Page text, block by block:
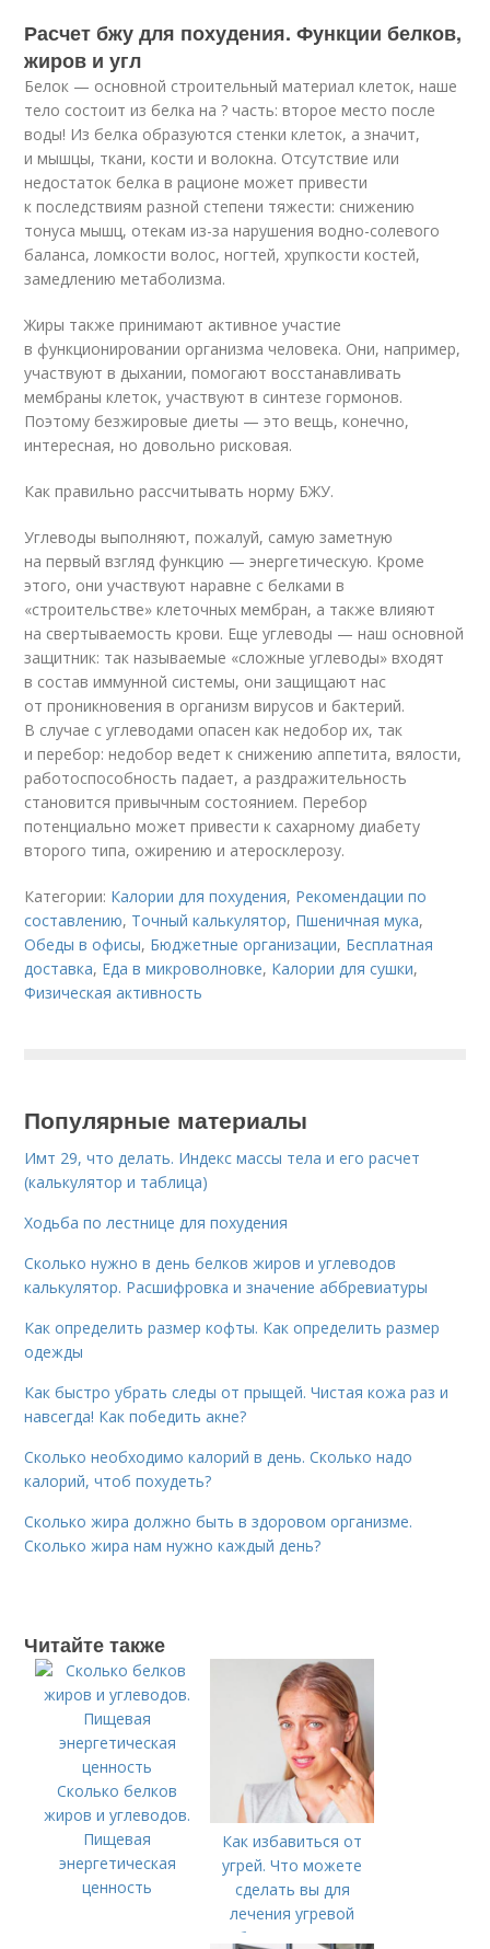
Расчет бжу для похудения. Функции белков,
жиров и угл
Белок — основной строительный материал клеток, наше
тело состоит из белка на ? часть: второе место после
воды! Из белка образуются стенки клеток, а значит,
и мышцы, ткани, кости и волокна. Отсутствие или
недостаток белка в рационе может привести
к последствиям разной степени тяжести: снижению
тонуса мышц, отекам из-за нарушения водно-солевого
баланса, ломкости волос, ногтей, хрупкости костей,
замедлению метаболизма.
Жиры также принимают активное участие
в функционировании организма человека. Они, например,
участвуют в дыхании, помогают восстанавливать
мембраны клеток, участвуют в синтезе гормонов.
Поэтому безжировые диеты — это вещь, конечно,
интересная, но довольно рисковая.
Как правильно рассчитывать норму БЖУ.
Углеводы выполняют, пожалуй, самую заметную
на первый взгляд функцию — энергетическую. Кроме
этого, они участвуют наравне с белками в
«строительстве» клеточных мембран, а также влияют
на свертываемость крови. Еще углеводы — наш основной
защитник: так называемые «сложные углеводы» входят
в состав иммунной системы, они защищают нас
от проникновения в организм вирусов и бактерий.
В случае с углеводами опасен как недобор их, так
и перебор: недобор ведет к снижению аппетита, вялости,
работоспособность падает, а раздражительность
становится привычным состоянием. Перебор
потенциально может привести к сахарному диабету
второго типа, ожирению и атеросклерозу.
Категории: Калории для похудения, Рекомендации по
составлению, Точный калькулятор, Пшеничная мука,
Обеды в офисы, Бюджетные организации, Бесплатная
доставка, Еда в микроволновке, Калории для сушки,
Физическая активность
Популярные материалы
Имт 29, что делать. Индекс массы тела и его расчет
(калькулятор и таблица)
Ходьба по лестнице для похудения
Сколько нужно в день белков жиров и углеводов
калькулятор. Расшифровка и значение аббревиатуры
Как определить размер кофты. Как определить размер
одежды
Как быстро убрать следы от прыщей. Чистая кожа раз и
навсегда! Как победить акне?
Сколько необходимо калорий в день. Сколько надо
калорий, чтоб похудеть?
Сколько жира должно быть в здоровом организме.
Сколько жира нам нужно каждый день?
Читайте также
Сколько белков
жиров и углеводов.
Пищевая
энергетическая
ценность
Как избавиться от
угрей. Что можете
сделать вы для
лечения угревой
болезни (акне)